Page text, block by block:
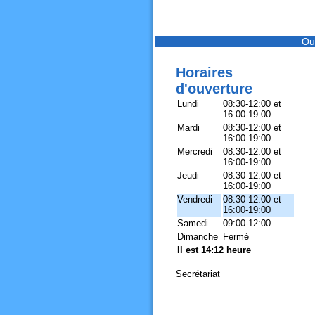
Horaires
d'ouverture
Lundi
08:30-12:00 et
16:00-19:00
Mardi
08:30-12:00 et
16:00-19:00
Mercredi
08:30-12:00 et
16:00-19:00
Jeudi
08:30-12:00 et
16:00-19:00
Vendredi
08:30-12:00 et
16:00-19:00
Samedi
09:00-12:00
Dimanche
Fermé
Il est 14:12 heure
Secrétariat